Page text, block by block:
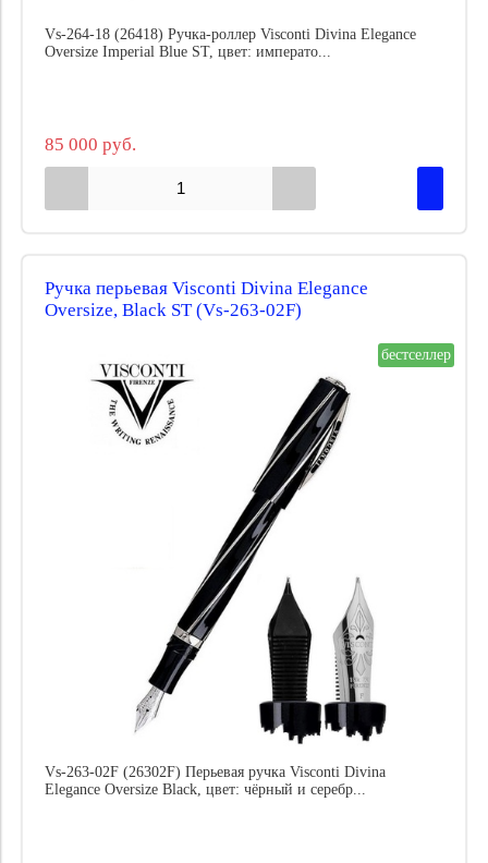
Vs-264-18 (26418) Ручка-роллер Visconti Divina Elegance
Oversize Imperial Blue ST, цвет: императо...
85 000 руб.
Ручка перьевая Visconti Divina Elegance
Oversize, Black ST (Vs-263-02F)
бестселлер
Vs-263-02F (26302F) Перьевая ручка Visconti Divina
Elegance Oversize Black, цвет: чёрный и серебр...